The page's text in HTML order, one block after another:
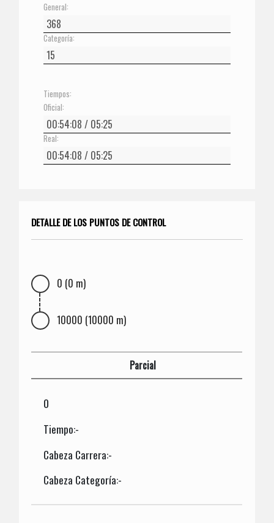
General:
Categoría:
Tiempos:
Oficial:
Real:
DETALLE DE LOS PUNTOS DE CONTROL
0 (0 m)
10000 (10000 m)
Parcial
0
Tiempo:-
Cabeza Carrera:-
Cabeza Categoría:-